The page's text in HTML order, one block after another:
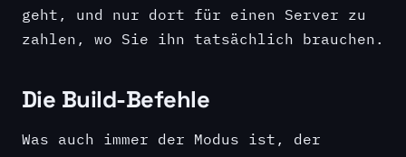
geht, und nur dort für einen Server zu
zahlen, wo Sie ihn tatsächlich brauchen.
Die Build-Befehle
Was auch immer der Modus ist, der